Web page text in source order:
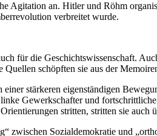
an. Hitler und Röhm
verbreitet wurde.
für die Geschichtswissenschaft.
schöpften sie aus der
stärkeren eigenständigen
Gewerkschafter und
stritten, stritten sie
zwischen Sozialdemokratie und